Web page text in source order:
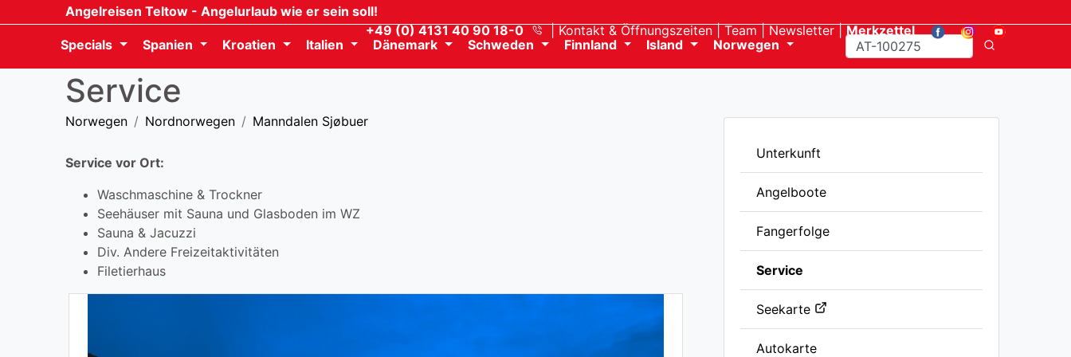
Angelreisen Teltow - Angelurlaub wie er sein soll!
+49 (0) 4131 40 90 18-0
Kontakt & Öffnungszeiten Team Newsletter
Merkzettel
Specials
Spanien Kroatien Italien Dänemark Schweden Finnland Island Norwegen
Unterkunft
Angelboote
Fangerfolge
Service
Seekarte
Autokarte
Service
Norwegen Nordnorwegen Manndalen Sjøbuer
Service vor Ort:
Waschmaschine & Trockner
Seehäuser mit Sauna und Glasboden im WZ
Sauna & Jacuzzi
Div. Andere Freizeitaktivitäten
Filetierhaus